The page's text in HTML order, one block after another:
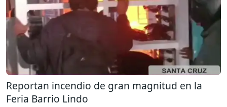
Reportan incendio de gran magnitud en la
Feria Barrio Lindo